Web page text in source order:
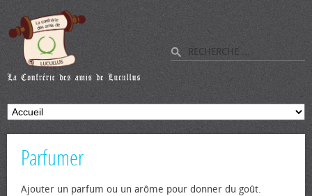
Parfumer
Ajouter un parfum ou un arôme pour donner du goût.